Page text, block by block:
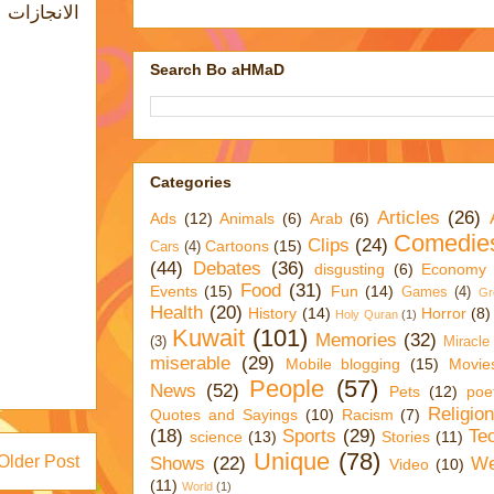
Post
Search Bo aHMaD
Categories
Ads (12) Animals (6) Arab (6) Articles (26)
Cars (4) Cartoons (15) Clips (24)
(44) Debates (36) disgusting (6) Economy
Events (15) Food (31) Fun (14) Games (4)
Health (20) History (14) Holy Quran (1) Horror (8)
(3) Kuwait (101) Memories (32) Miracle
miserable (29) Mobile blogging (15)
News (52) People (57) Pets (12)
Quotes and Sayings (10) Racism (7)
(18) science (13) Sports (29) Stories (11)
Shows (22) Unique (78) Video (10)
(11) World (1)